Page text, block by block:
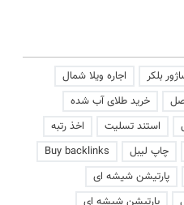
بلکر
اجاره ویلا شمال
خرید طلای آب شده
استند تسلیت
اخذ رتبه
چاپ لیبل
Buy backlinks
پارتیشن شیشه ای